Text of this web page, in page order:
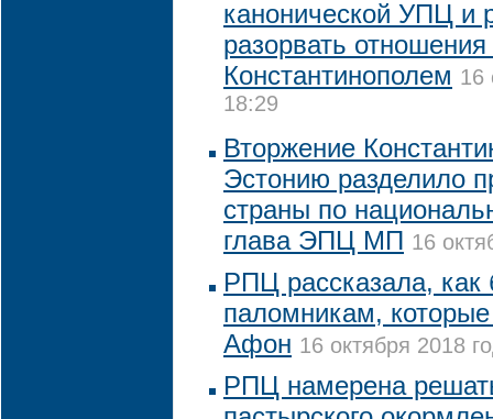
канонической УПЦ и
разорвать отношения
Константинополем 16
18:29
Вторжение
Эстонию разделило
страны по
глава ЭПЦ МП 16
РПЦ рассказала, как
паломникам,
Афон 16 октября 2018
РПЦ намерена